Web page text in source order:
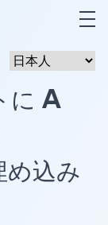
に A
込み